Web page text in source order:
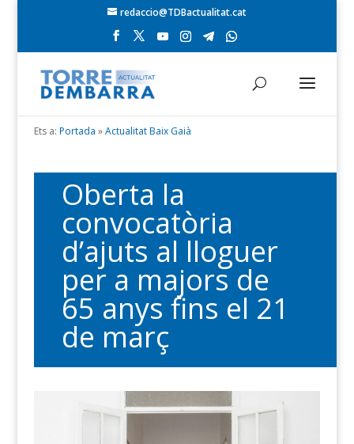
redaccio@TDBactualitat.cat
Ets a: Portada »Actualitat Baix Gaià
Oberta la
convocatòria
d’ajuts al lloguer
per a majors de
65 anys fins el 21
de març